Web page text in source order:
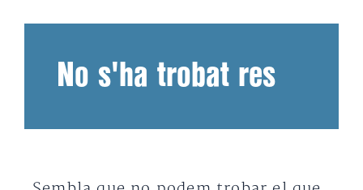
No s'ha trobat res